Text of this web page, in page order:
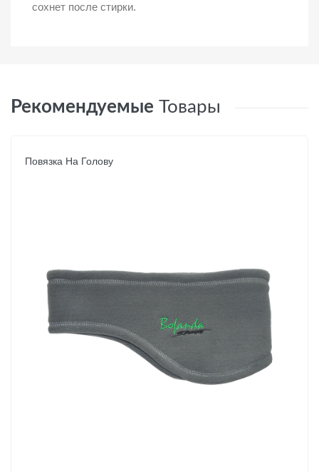
сохнет после стирки.
Рекомендуемые Товары
Повязка На Голову